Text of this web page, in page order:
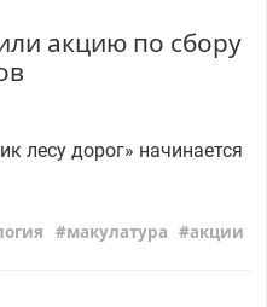
акцию по сбору
лесу дорог» начинается
макулатура акции